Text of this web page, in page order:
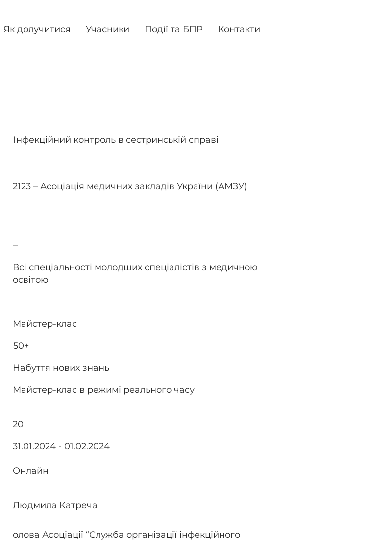
Як долучитися Учасники Події та БПР Контакти
Інфекційний контроль в сестринській справі
2123 – Асоціація медичних закладів України (АМЗУ)
–
Всі спеціальності молодших спеціалістів з медичною
освітою
Майстер-клас
50+
Набуття нових знань
Майстер-клас в режимі реального часу
20
31.01.2024 - 01.02.2024
Онлайн
Людмила Катреча
олова Асоціації “Служба організації інфекційного